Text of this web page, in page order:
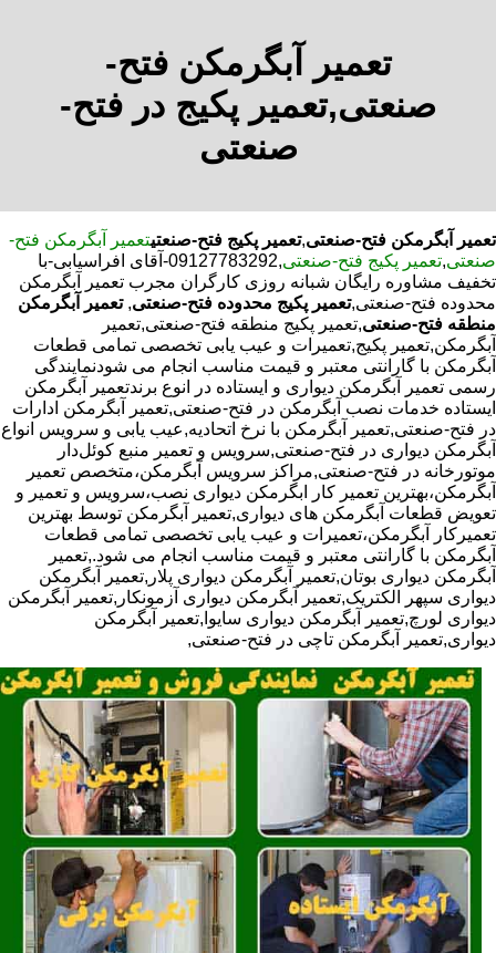
تعمیر آبگرمکن فتح-
صنعتی,تعمیر پکیج در فتح-
صنعتی
تعمیر آبگرمکن فتح-صنعتی,تعمیر پکیج فتح-صنعتیتعمیر آبگرمکن فتح-
صنعتی,تعمیر پکیج فتح-صنعتی
,09127783292-آقای افراسیابی-با
تخفیف مشاوره رایگان شبانه روزی کارگران مجرب تعمیر آبگرمکن
محدوده فتح-صنعتی,تعمیر پکیج محدوده فتح-صنعتی, تعمیر آبگرمکن
منطقه فتح-صنعتی,تعمیر پکیج منطقه فتح-صنعتی,تعمیر
آبگرمکن,تعمیر پکیج,تعمیرات و عیب یابی تخصصی تمامی قطعات
آبگرمکن با گارانتی معتبر و قیمت مناسب انجام می شودنمایندگی
رسمی تعمیر آبگرمکن دیواری و ایستاده در انوع برندتعمیر آبگرمکن
ایستاده خدمات نصب آبگرمکن در فتح-صنعتی,تعمیر آبگرمکن ادارات
در فتح-صنعتی,تعمیر آبگرمکن با نرخ اتحادیه,عیب یابی و سرویس انواع
آبگرمکن دیواری در فتح-صنعتی,سرویس و تعمیر منبع کوئل‌دار
موتورخانه در فتح-صنعتی,مراکز سرویس آبگرمکن،متخصص تعمیر
آبگرمکن،بهترین تعمیر کار ابگرمکن دیواری نصب،سرویس و تعمیر و
تعویض قطعات آبگرمکن های دیواری,تعمیر آبگرمکن توسط بهترین
تعمیرکار آبگرمکن،تعمیرات و عیب یابی تخصصی تمامی قطعات
آبگرمکن با گارانتی معتبر و قیمت مناسب انجام می شود.,تعمیر
آبگرمکن دیواری بوتان,تعمیر آبگرمکن دیواری پلار,تعمیر آبگرمکن
دیواری سپهر الکتریک,تعمیر آبگرمکن دیواری آزمونکار,تعمیر آبگرمکن
دیواری لورچ,تعمیر آبگرمکن دیواری سایوا,تعمیر آبگرمکن
دیواری,تعمیر آبگرمکن تاچی در فتح-صنعتی,